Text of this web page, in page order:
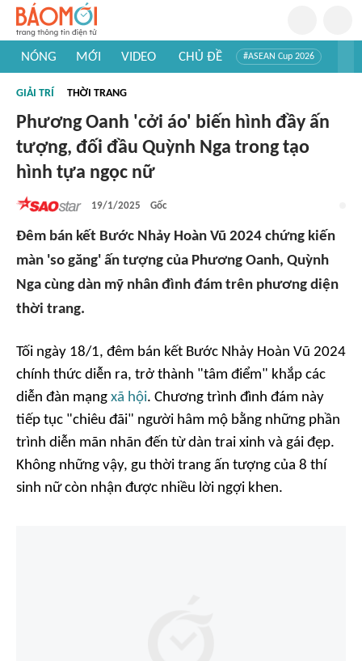
NÓNG MỚI VIDEO CHỦ ĐỀ #ASEAN Cup 2026
#Khám phá thế giới
GIẢI TRÍ THỜI TRANG
Phương Oanh 'cởi áo' biến hình đầy ấn
tượng, đối đầu Quỳnh Nga trong tạo
hình tựa ngọc nữ
19/1/2025 Gốc
Đêm bán kết Bước Nhảy Hoàn Vũ 2024 chứng kiến
màn 'so găng' ấn tượng của Phương Oanh, Quỳnh
Nga cùng dàn mỹ nhân đình đám trên phương diện
thời trang.
Tối ngày 18/1, đêm bán kết Bước Nhảy Hoàn Vũ 2024
chính thức diễn ra, trở thành "tâm điểm" khắp các
diễn đàn mạng xã hội. Chương trình đình đám này
tiếp tục "chiêu đãi" người hâm mộ bằng những phần
trình diễn mãn nhãn đến từ dàn trai xinh và gái đẹp.
Không những vậy, gu thời trang ấn tượng của 8 thí
sinh nữ còn nhận được nhiều lời ngợi khen.